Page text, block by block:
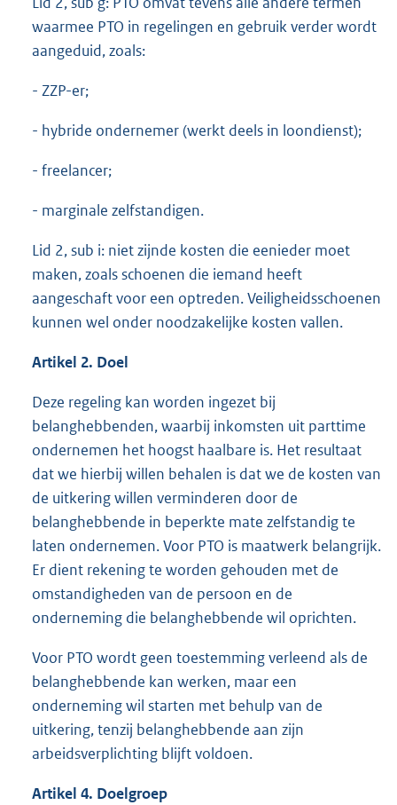
waarmee PTO in regelingen en gebruik verder wordt
aangeduid, zoals:
- ZZP-er;
- hybride ondernemer (werkt deels in loondienst);
- freelancer;
- marginale zelfstandigen.
Lid 2, sub i: niet zijnde kosten die eenieder moet
maken, zoals schoenen die iemand heeft
aangeschaft voor een optreden. Veiligheidsschoenen
kunnen wel onder noodzakelijke kosten vallen.
Artikel 2. Doel
Deze regeling kan worden ingezet bij
belanghebbenden, waarbij inkomsten uit parttime
ondernemen het hoogst haalbare is. Het resultaat
dat we hierbij willen behalen is dat we de kosten van
de uitkering willen verminderen door de
belanghebbende in beperkte mate zelfstandig te
laten ondernemen. Voor PTO is maatwerk belangrijk.
Er dient rekening te worden gehouden met de
omstandigheden van de persoon en de
onderneming die belanghebbende wil oprichten.
Voor PTO wordt geen toestemming verleend als de
belanghebbende kan werken, maar een
onderneming wil starten met behulp van de
uitkering, tenzij belanghebbende aan zijn
arbeidsverplichting blijft voldoen.
Artikel 4. Doelgroep